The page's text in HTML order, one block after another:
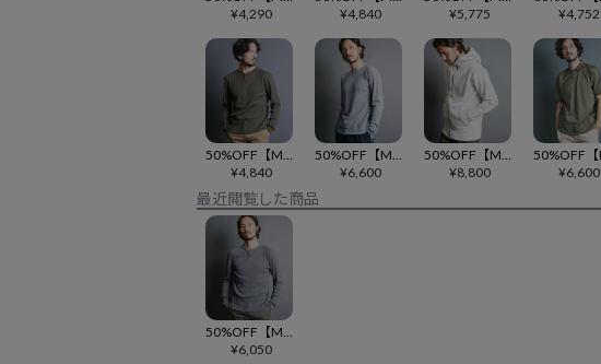
¥4,290
¥4,840
¥5,775
¥4,752
¥4,840
¥6,600
¥8,800
¥6,600
最近閲覧した商品
¥6,050